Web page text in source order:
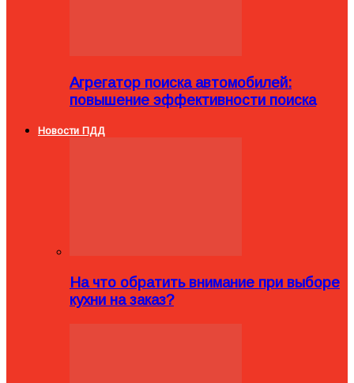
Агрегатор поиска автомобилей:
повышение эффективности поиска
Новости ПДД
На что обратить внимание при выборе
кухни на заказ?